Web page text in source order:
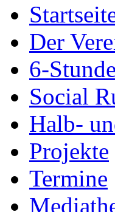
Der
6-
Social
Halb-
Projekte
Termine